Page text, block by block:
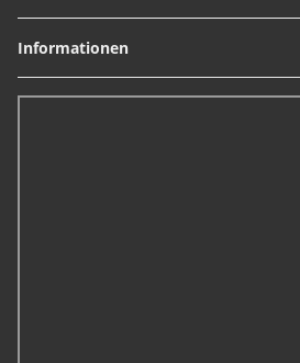
Informationen